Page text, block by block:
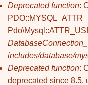
Fehlermeldung
Deprecated function:
includes/database/
Deprecated function:
deprecated since 8.5,